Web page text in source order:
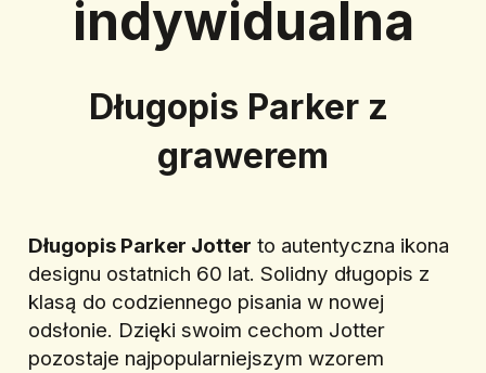
indywidualna
Długopis Parker z
grawerem
Długopis Parker Jotter to autentyczna ikona
designu ostatnich 60 lat. Solidny długopis z
klasą do codziennego pisania w nowej
odsłonie. Dzięki swoim cechom Jotter
pozostaje najpopularniejszym wzorem